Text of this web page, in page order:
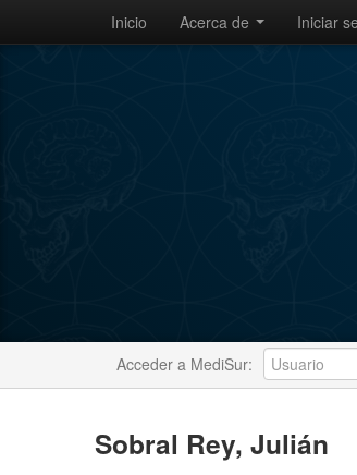
Inicio Acerca de Iniciar
Acceder a MediSur:
Sobral Rey, Julián